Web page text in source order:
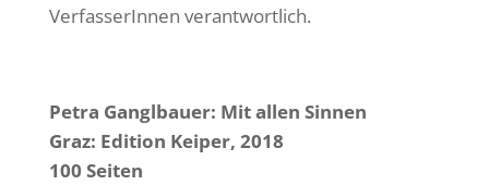
Verfas­se­rInnen verantwortlich.
Petra Gangl­bauer: Mit allen Sinnen
Graz: Edition Keiper, 2018
100 Seiten